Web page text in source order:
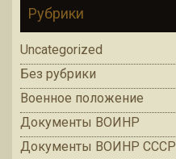
Рубрики
Uncategorized
Без рубрики
Военное положение
Документы ВОИНР
Документы ВОИНР СССР